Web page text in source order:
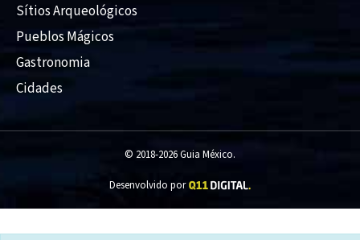
Sítios Arqueológicos
Pueblos Mágicos
Gastronomia
Cidades
© 2018-2026 Guia México.
Desenvolvido por